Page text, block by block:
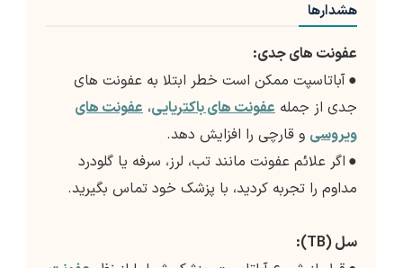
هشدارها
عفونت های جدی:
●آباتاسپت ممکن است خطر ابتلا به عفونت های
جدی از جمله عفونت های باکتریایی، عفونت های
ویروسی و قارچی را افزایش دهد.
● اگر علائم عفونت مانند تب، لرز، سرفه یا گلودرد
مداوم را تجربه کردید، با پزشک خود تماس بگیرید.
سل (TB):